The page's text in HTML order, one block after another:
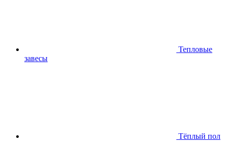
Тепловые
завесы
Тёплый пол